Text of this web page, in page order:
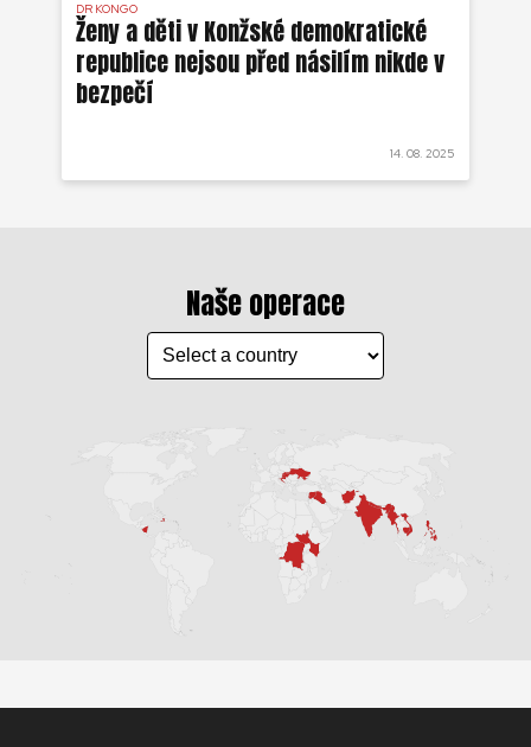
DR KONGO
Ženy a děti v Konžské demokratické
republice nejsou před násilím nikde v
bezpečí
14. 08. 2025
Naše operace